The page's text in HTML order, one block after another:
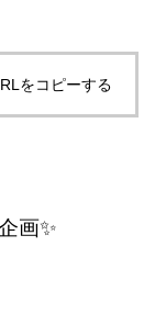
をコピーする
画✨